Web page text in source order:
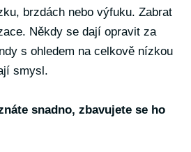
brzdách nebo výfuku. Zabrat
Někdy se dají opravit za
s ohledem na celkově nízkou
smysl.
snadno, zbavujete se ho